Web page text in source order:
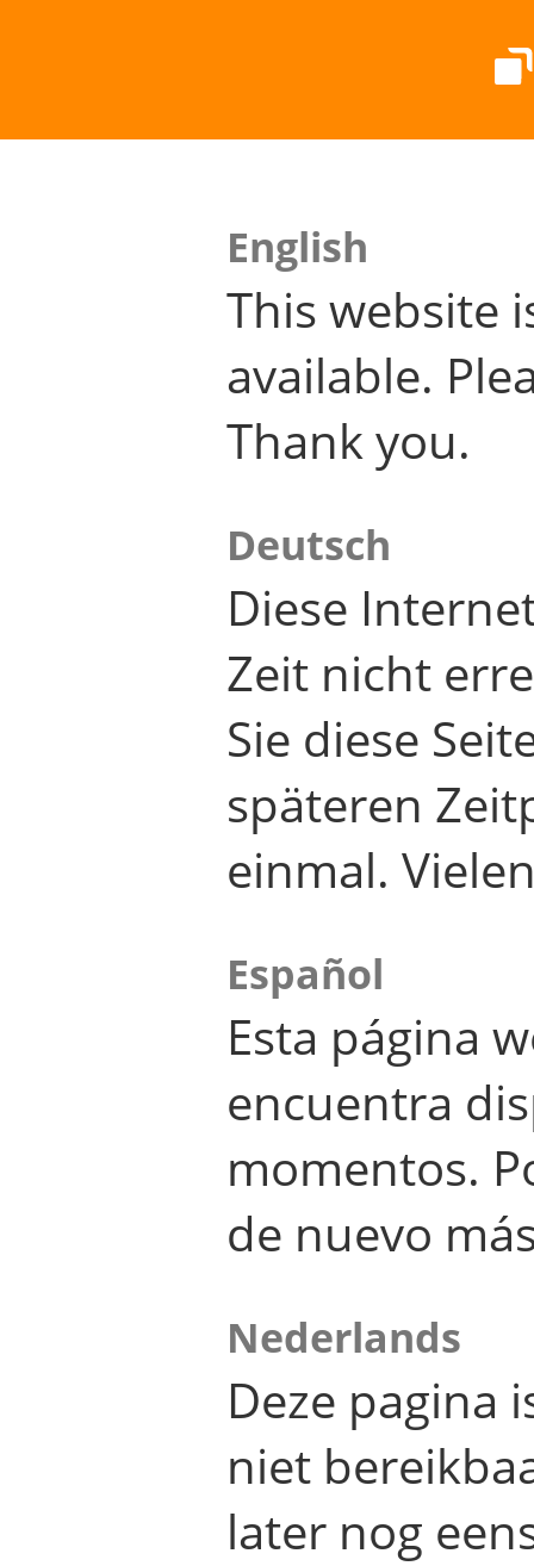
English
This website
available.
Thank you.
Deutsch
Diese
Zeit nicht
Sie diese
späteren
einmal.
Español
Esta página
encuentra
momentos.
de nuevo
Nederlands
Deze pagina
niet
later nog